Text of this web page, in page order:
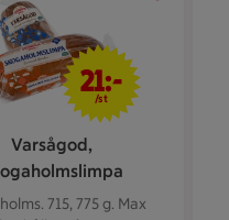
Varsågod,
715, 775 g. Max
21 kr/st
21:-
/st